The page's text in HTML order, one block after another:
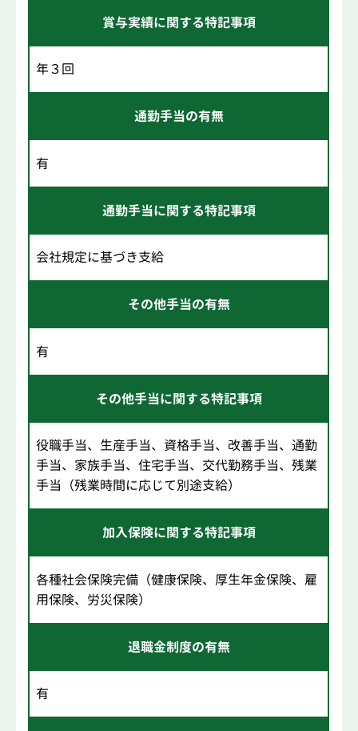
賞与実績に関する特記事項
年３回
通勤手当の有無
有
通勤手当に関する特記事項
会社規定に基づき支給
その他手当の有無
有
その他手当に関する特記事項
役職手当、生産手当、資格手当、改善手当、通勤
手当、家族手当、住宅手当、交代勤務手当、残業
手当（残業時間に応じて別途支給）
加入保険に関する特記事項
各種社会保険完備（健康保険、厚生年金保険、雇
用保険、労災保険）
退職金制度の有無
有